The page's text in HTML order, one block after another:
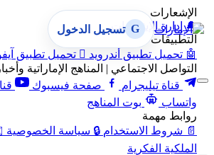
الإشعارات
🔔 إدارة الإشعارات
التطبيقات
🤖 تحميل تطبيق أندرويد  تحميل تطبيق
التواصل الاجتماعي | المناهج الإماراتية
قناة تيليجرام
صفحة فيسبوك
واتساب
بوت المناهج
روابط مهمة
📄 شروط الاستخدام 🔒 سياسة الخصوصية
الملكية الفكرية
G تسجيل الدخول